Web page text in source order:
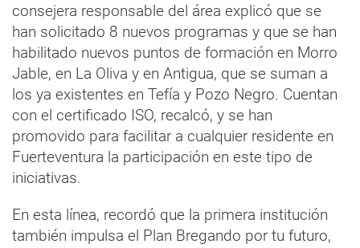
consejera responsable del área explicó que se
han solicitado 8 nuevos programas y que se han
habilitado nuevos puntos de formación en Morro
Jable, en La Oliva y en Antigua, que se suman a
los ya existentes en Tefía y Pozo Negro. Cuentan
con el certificado ISO, recalcó, y se han
promovido para facilitar a cualquier residente en
Fuerteventura la participación en este tipo de
iniciativas.
En esta línea, recordó que la primera institución
también impulsa el Plan Bregando por tu futuro,